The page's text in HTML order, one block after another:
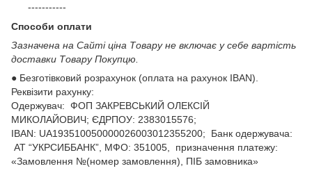
-----------
Способи оплати
Зазначена на Сайті ціна Товару не включає у себе вартість
доставки Товару Покупцю.
● Безготівковий розрахунок (оплата на рахунок IBAN).
Реквізити рахунку:
Одержувач: ФОП ЗАКРЕВСЬКИЙ ОЛЕКСІЙ
МИКОЛАЙОВИЧ; ЄДРПОУ: 2383015576;
ІВАN: UA193510050000026003012355200; Банк одержувача:
АТ “УКРСИББАНК”, МФО: 351005, призначення платежу:
«Замовлення №(номер замовлення), ПІБ замовника»